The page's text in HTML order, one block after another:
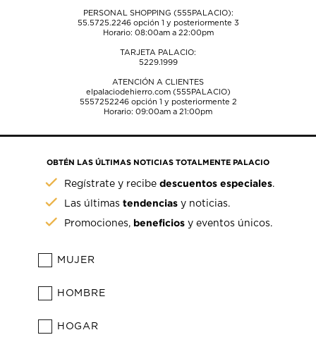
PERSONAL SHOPPING (555PALACIO):
55.5725.2246opción 1 y posteriormente 3
Horario: 08:00am a 22:00pm
TARJETA PALACIO:
5229.1999
ATENCIÓN A CLIENTES
elpalaciodehierro.com (555PALACIO)
5557252246opción 1 y posteriormente 2
Horario: 09:00am a 21:00pm
OBTÉN LAS ÚLTIMAS NOTICIAS TOTALMENTE PALACIO
Regístrate y recibedescuentos especiales.
Las últimastendencias y noticias.
Promociones, beneficios y eventos únicos.
MUJER
HOMBRE
HOGAR